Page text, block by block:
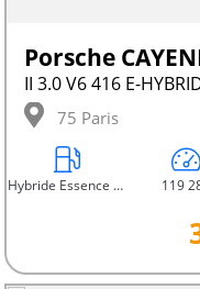
Porsche
II 3.0 V6 416 E-
75 Paris
Hybride Essence Électrique 119